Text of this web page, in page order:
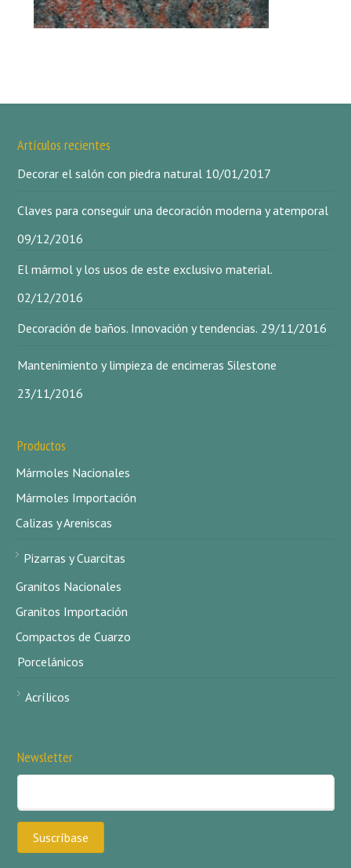
Artículos recientes
Decorar el salón con piedra natural 10/01/2017
Claves para conseguir una decoración moderna y atemporal
09/12/2016
El mármol y los usos de este exclusivo material.
02/12/2016
Decoración de baños. Innovación y tendencias. 29/11/2016
Mantenimiento y limpieza de encimeras Silestone
23/11/2016
Productos
Mármoles Nacionales
Mármoles Importación
Calizas y Areniscas
Pizarras y Cuarcitas
Granitos Nacionales
Granitos Importación
Compactos de Cuarzo
Porcelánicos
Acrílicos
Newsletter